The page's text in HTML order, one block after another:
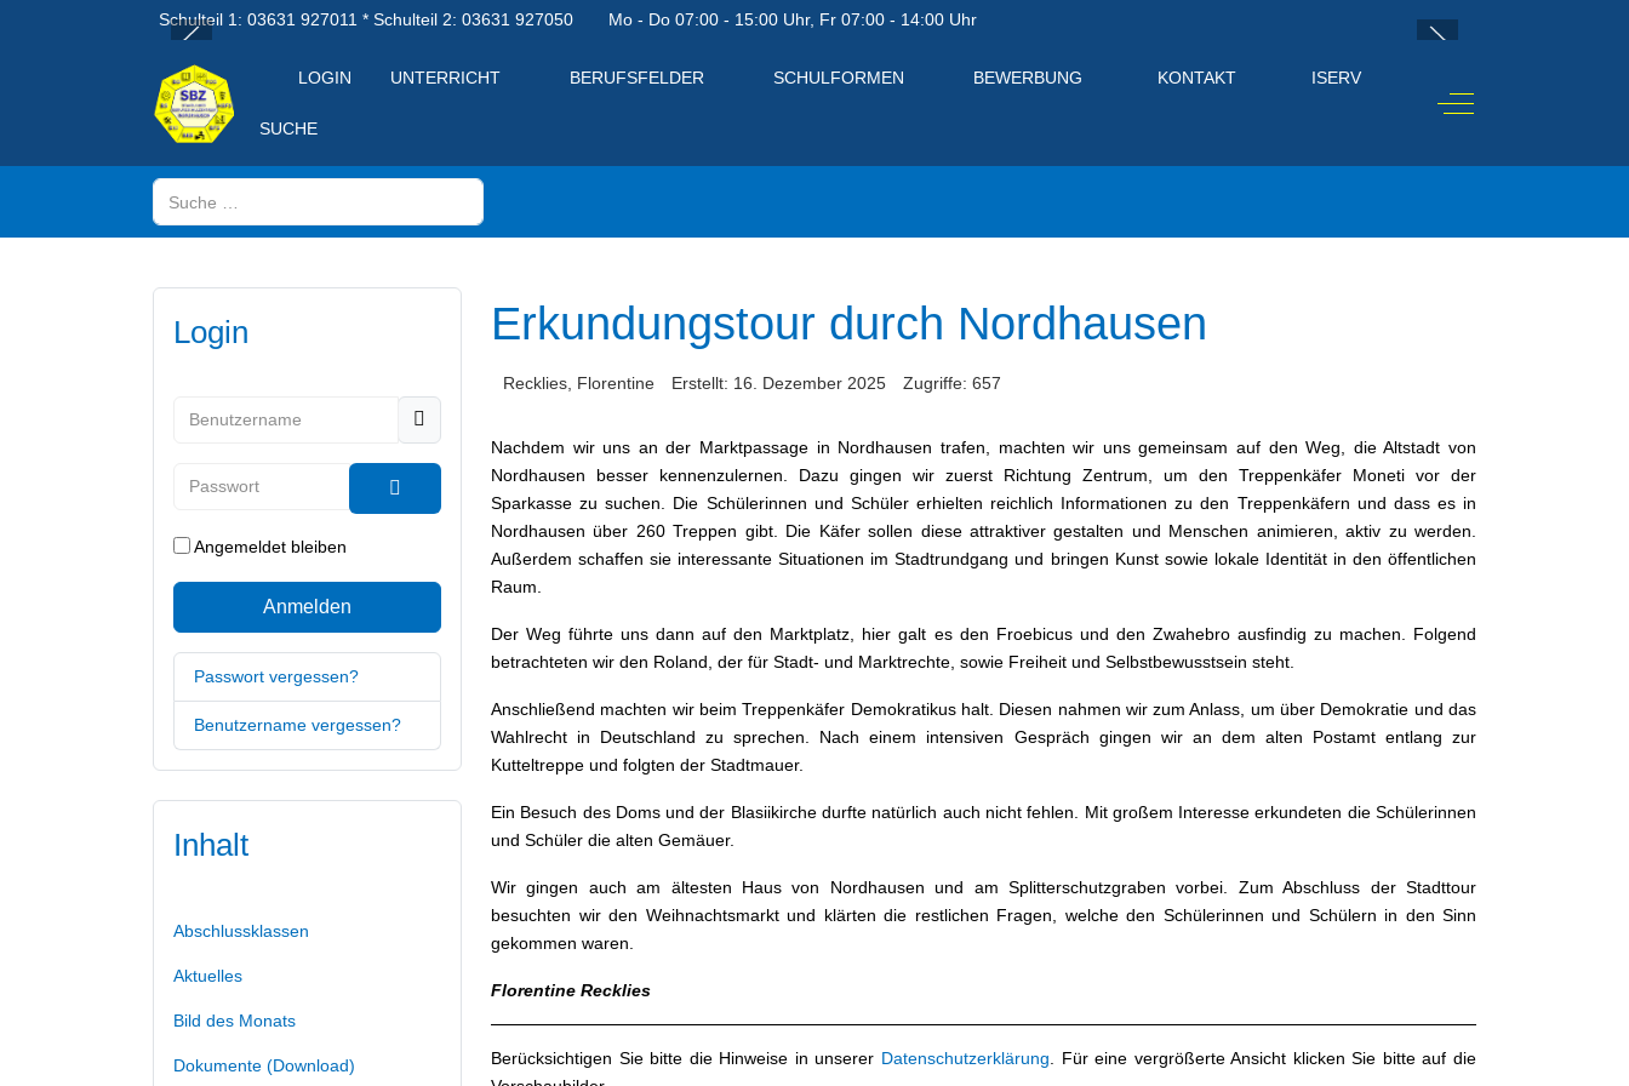
Schulteil 1: 03631 927011 * Schulteil 2: 03631 927050 Mo - Do 07:00 - 15:00 Uhr, Fr 07:00 - 14:00 Uhr
LOGIN UNTERRICHT BERUFSFELDER SCHULFORMEN BEWERBUNG KONTAKT ISERV
SUCHE
Off-Canvas Toggle
Suchen
Login
Passwort anzeigen
Angemeldet bleiben
Anmelden
Passwort vergessen?
Benutzername vergessen?
Inhalt
Abschlussklassen
Aktuelles
Bild des Monats
Dokumente (Download)
Erkundungstour durch Nordhausen
Recklies, Florentine Erstellt: 16. Dezember 2025 Zugriffe: 657
Nachdem wir uns an der Marktpassage in Nordhausen trafen, machten wir uns gemeinsam auf den Weg, die Altstadt von
Nordhausen besser kennenzulernen. Dazu gingen wir zuerst Richtung Zentrum, um den Treppenkäfer Moneti vor der
Sparkasse zu suchen. Die Schülerinnen und Schüler erhielten reichlich Informationen zu den Treppenkäfern und dass es in
Nordhausen über 260 Treppen gibt. Die Käfer sollen diese attraktiver gestalten und Menschen animieren, aktiv zu werden.
Außerdem schaffen sie interessante Situationen im Stadtrundgang und bringen Kunst sowie lokale Identität in den öffentlichen
Raum.
Der Weg führte uns dann auf den Marktplatz, hier galt es den Froebicus und den Zwahebro ausfindig zu machen. Folgend
betrachteten wir den Roland, der für Stadt- und Marktrechte, sowie Freiheit und Selbstbewusstsein steht.
Anschließend machten wir beim Treppenkäfer Demokratikus halt. Diesen nahmen wir zum Anlass, um über Demokratie und das
Wahlrecht in Deutschland zu sprechen. Nach einem intensiven Gespräch gingen wir an dem alten Postamt entlang zur
Kutteltreppe und folgten der Stadtmauer.
Ein Besuch des Doms und der Blasiikirche durfte natürlich auch nicht fehlen. Mit großem Interesse erkundeten die Schülerinnen
und Schüler die alten Gemäuer.
Wir gingen auch am ältesten Haus von Nordhausen und am Splitterschutzgraben vorbei. Zum Abschluss der Stadttour
besuchten wir den Weihnachtsmarkt und klärten die restlichen Fragen, welche den Schülerinnen und Schülern in den Sinn
gekommen waren.
Florentine Recklies
Berücksichtigen Sie bitte die Hinweise in unserer Datenschutzerklärung . Für eine vergrößerte Ansicht klicken Sie bitte auf die